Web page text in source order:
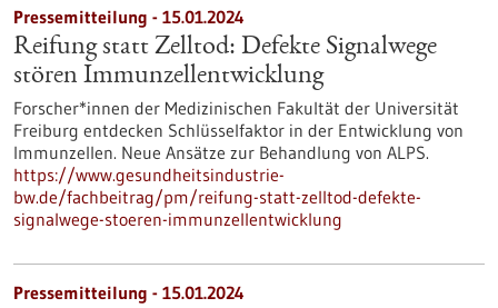
Pressemitteilung - 15.01.2024
Reifung statt Zelltod: Defekte Signalwege
stören Immunzellentwicklung
Forscher*innen der Medizinischen Fakultät der Universität
Freiburg entdecken Schlüsselfaktor in der Entwicklung von
Immunzellen. Neue Ansätze zur Behandlung von ALPS.
https://www.gesundheitsindustrie-
bw.de/fachbeitrag/pm/reifung-statt-zelltod-defekte-
signalwege-stoeren-immunzellentwicklung
Pressemitteilung - 15.01.2024